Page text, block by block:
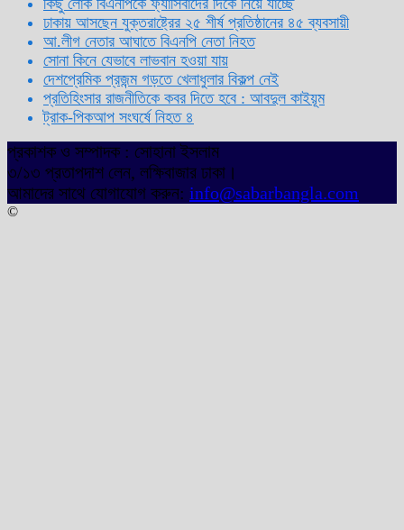
ঢাকায় আসছেন যুক্তরাষ্ট্রের ২৫ শীর্ষ প্রতিষ্ঠানের ৪৫ ব্যবসায়ী
আ.লীগ নেতার আঘাতে বিএনপি নেতা নিহত
সোনা কিনে যেভাবে লাভবান হওয়া যায়
দেশপ্রেমিক প্রজন্ম গড়তে খেলাধুলার বিকল্প নেই
প্রতিহিংসার রাজনীতিকে কবর দিতে হবে : আবদুল কাইয়ূম
ট্রাক-পিকআপ সংঘর্ষে নিহত ৪
প্রকাশক ও সম্পাদক : সোহানা ইসলাম
৩/১৩ প্রতাপদাশ লেন, লক্ষিবাজার ঢাকা।
আমাদের সাথে যোগাযোগ করুন: info@sabarbangla.com
©